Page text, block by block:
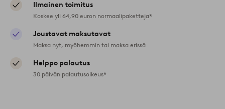
Ilmainen toimitus
Koskee yli 64,90 euron normaalipaketteja*
Joustavat maksutavat
Maksa nyt, myöhemmin tai maksa erissä
Helppo palautus
30 päivän palautusoikeus*